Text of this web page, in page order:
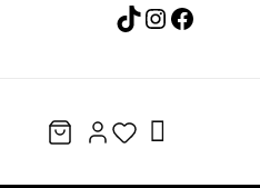
Facebook
Instagram
TikTok